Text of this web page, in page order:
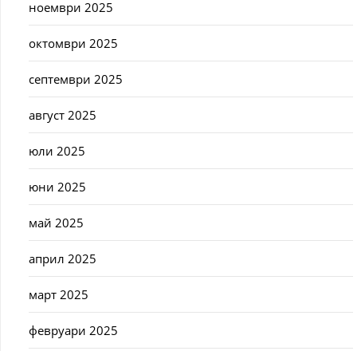
ноември 2025
октомври 2025
септември 2025
август 2025
юли 2025
юни 2025
май 2025
април 2025
март 2025
февруари 2025